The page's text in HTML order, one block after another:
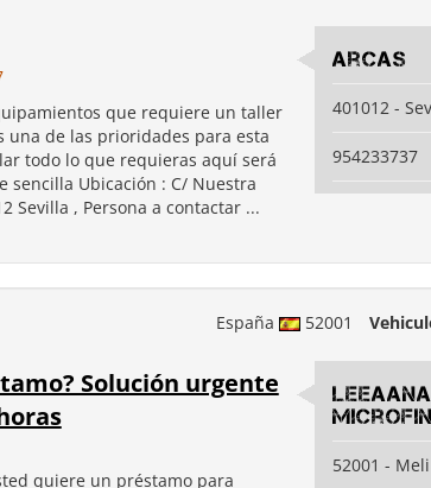
que requiere un taller
una de las prioridades para esta
todo lo que requieras aquí será
sencilla Ubicación : C/ Nuestra
Sevilla , Persona a contactar ...
Arcas
401012 -
954233737
España 52001
Solución urgente
quiere un préstamo para
52001 -